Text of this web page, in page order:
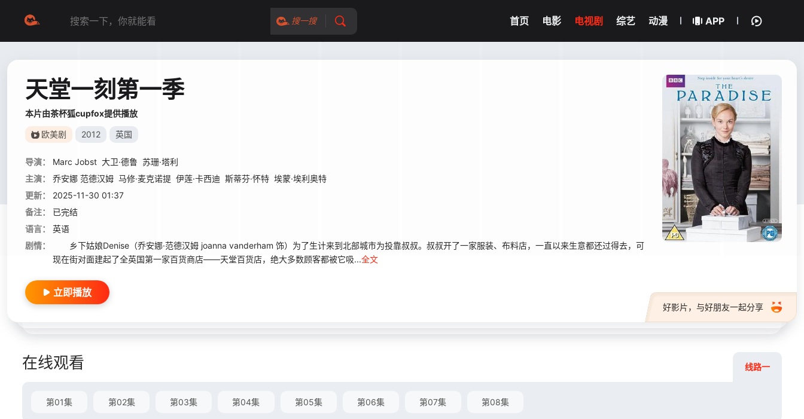
搜一搜 首页 电影 电视剧 综艺 动漫 APP
天堂一刻第一季
本片由茶杯狐cupfox提供播放
欧美剧 2012 英国
导演： Marc Jobst 大卫·德鲁 苏珊·塔利
主演：
乔安娜 范德汉姆 马修·麦克诺提 伊莲·卡西迪 斯蒂芬·怀特 埃蒙·埃利奥特
更新：
2025-11-30 01:37
备注：
已完结
语言：
英语
剧情：
乡下姑娘Denise（乔安娜·范德汉姆 joanna vanderham 饰）为了生计来到北部城市为投靠叔叔。叔叔开了一家服装、布料店，一直以来生意都还过得去，可
现在街对面建起了全英国第一家百货商店——天堂百货店，绝大多数顾客都被它吸...全文
好影片，与好朋友一起分享
立即播放
在线观看 线路一
第01集 第02集 第03集 第04集 第05集 第06集 第07集 第08集